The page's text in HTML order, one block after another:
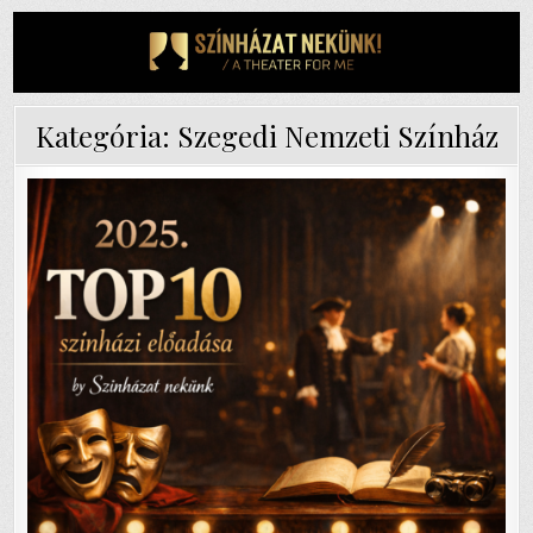
Kategória: Szegedi Nemzeti Színház